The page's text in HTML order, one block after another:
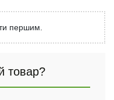
першим.
товар?